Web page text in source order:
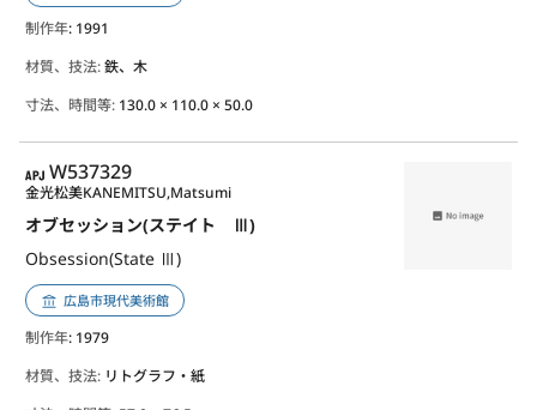
制作年: 1991
材質、技法:鉄、木
寸法、時間等: 130.0 × 110.0 × 50.0
APJ
W537329
オブセッション(ステイト Ⅲ)
Obsession(State Ⅲ)
金光松美KANEMITSU,Matsumi
広島市現代美術館
制作年: 1979
材質、技法: リトグラフ・紙